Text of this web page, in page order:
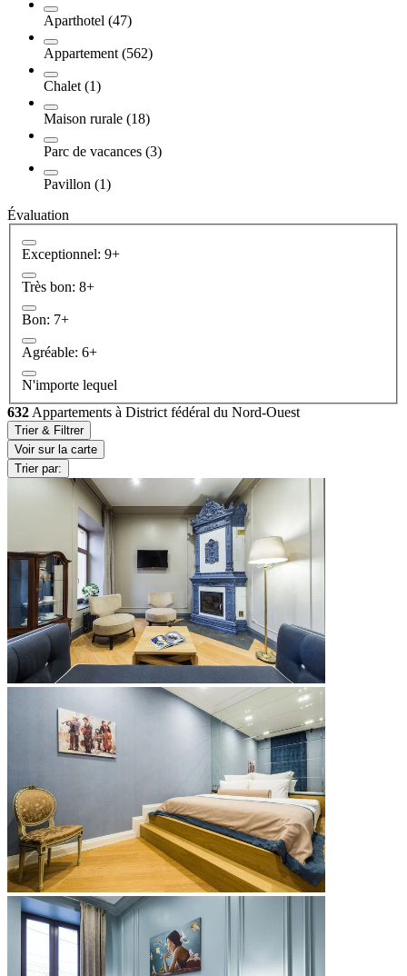
Aparthotel (47)
Appartement (562)
Chalet (1)
Maison rurale (18)
Parc de vacances (3)
Pavillon (1)
Évaluation
Exceptionnel: 9+
Très bon: 8+
Bon: 7+
Agréable: 6+
N'importe lequel
632 Appartements à District fédéral du Nord-Ouest
Trier & Filtrer
Voir sur la carte
Trier par: